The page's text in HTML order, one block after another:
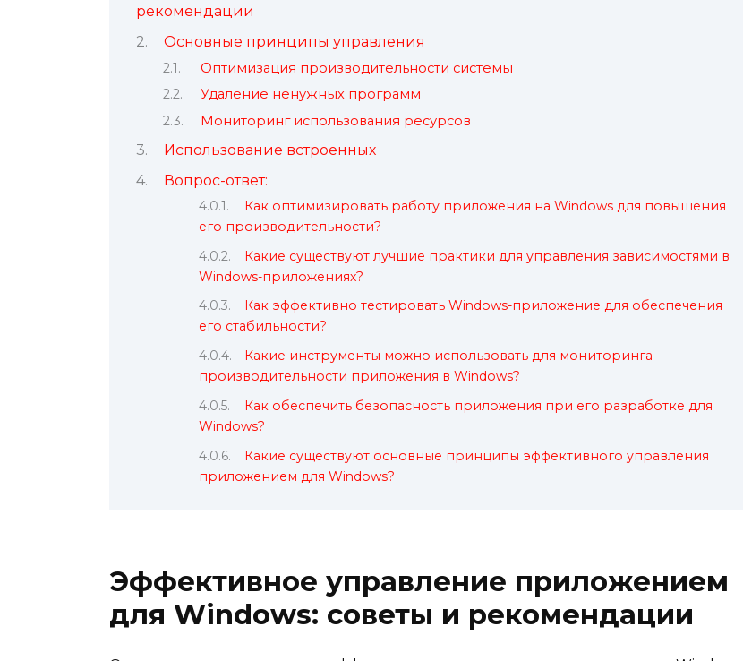
рекомендации
Основные принципы управления
Оптимизация производительности системы
Удаление ненужных программ
Мониторинг использования ресурсов
Использование встроенных
Вопрос-ответ:
Как оптимизировать работу приложения на Windows для повышения
его производительности?
Какие существуют лучшие практики для управления зависимостями в
Windows-приложениях?
Как эффективно тестировать Windows-приложение для обеспечения
его стабильности?
Какие инструменты можно использовать для мониторинга
производительности приложения в Windows?
Как обеспечить безопасность приложения при его разработке для
Windows?
Какие существуют основные принципы эффективного управления
приложением для Windows?
Эффективное управление приложением
для Windows: советы и рекомендации